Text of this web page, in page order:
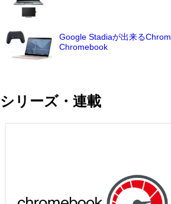
Google Stadiaが出来る
Chromebook
シリーズ・連載